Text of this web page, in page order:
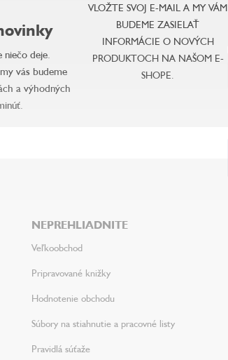
niečo deje.
vás budeme
a výhodných
VLOŽTE SVOJ E-MAIL A MY VÁM
BUDEME ZASIELAŤ
INFORMÁCIE O NOVÝCH
PRODUKTOCH NA NAŠOM E-
SHOPE.
NEPREHLIADNITE
Veľkoobchod
Pripravované knižky
Hodnotenie obchodu
Súbory na stiahnutie a pracovné listy
Pravidlá súťaže